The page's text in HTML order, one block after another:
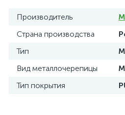
Производитель
Страна производства
Тип
Вид металлочерепицы
Тип покрытия